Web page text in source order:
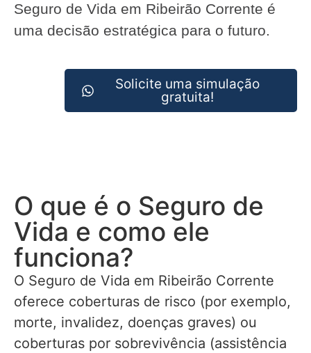
Seguro de Vida em Ribeirão Corrente é
uma decisão estratégica para o futuro.
Solicite uma simulação
gratuita!
O que é o Seguro de
Vida e como ele
funciona?
O Seguro de Vida em Ribeirão Corrente
oferece coberturas de risco (por exemplo,
morte, invalidez, doenças graves) ou
coberturas por sobrevivência (assistência